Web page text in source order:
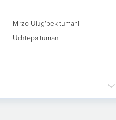
Mirzo-Ulug'bek tumani
Uchtepa tumani